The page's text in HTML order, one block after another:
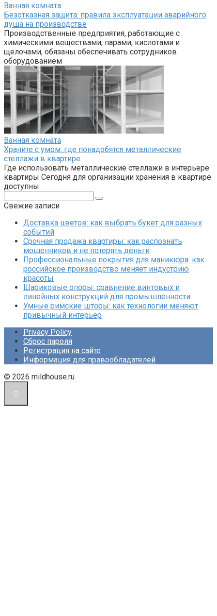
Ванная комната
Безотказная защита: правила эксплуатации аварийного
душа на производстве
Производственные предприятия, работающие с
химическими веществами, парами, кислотами и
щелочами, обязаны обеспечивать сотрудников
оборудованием
Ванная комната
Храните с умом: где понадобятся металлические
стеллажи в квартире
Где использовать металлические стеллажи в интерьере
квартиры Сегодня для организации хранения в квартире
доступны
Свежие записи
Доставка цветов: как выбрать букет для разных
событий
Срочная продажа квартиры: как распознать
мошенников и не потерять деньги
Профессиональные покрытия для маникюра: как
российское производство меняет индустрию
красоты
Шариковые опоры: сравнение винтовых и
линейных конструкций для промышленности
Умные римские шторы: как технологии меняют
привычный интерьер
Privacy Policy
Сброс пароля
Регистрация на сайте
Информация для правообладателей
© 2026 mildhouse.ru